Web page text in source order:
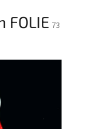
FOLIE 73